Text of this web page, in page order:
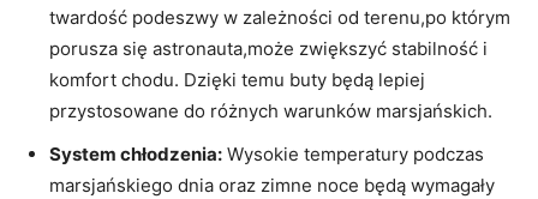
twardość podeszwy w zależności od terenu,po którym
porusza się astronauta,może zwiększyć stabilność i
komfort chodu. Dzięki temu buty będą lepiej
przystosowane do różnych warunków marsjańskich.
System chłodzenia: Wysokie temperatury podczas
marsjańskiego dnia oraz zimne noce będą wymagały